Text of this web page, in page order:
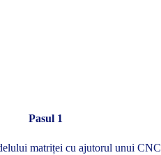
Pasul 1
matriței cu ajutorul unui CNC